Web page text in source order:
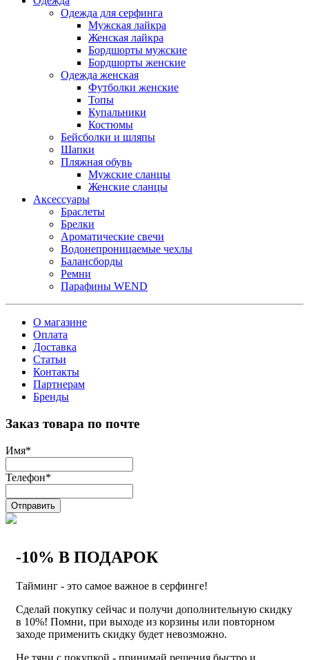
Одежда для серфинга
Мужская лайкра
Женская лайкра
Бордшорты мужские
Бордшорты женские
Одежда женская
Футболки женские
Топы
Купальники
Костюмы
Бейсболки и шляпы
Шапки
Пляжная обувь
Мужские сланцы
Женские сланцы
Аксессуары
Браслеты
Брелки
Ароматические свечи
Водонепроницаемые чехлы
Балансборды
Ремни
Парафины WEND
О магазине
Оплата
Доставка
Статьи
Контакты
Партнерам
Бренды
Заказ товара по почте
Имя*
Телефон*
Отправить
-10% В ПОДАРОК
Тайминг - это самое важное в серфинге!
Сделай покупку сейчас и получи дополнительную скидку
в 10%! Помни, при выходе из корзины или повторном
заходе применить скидку будет невозможно.